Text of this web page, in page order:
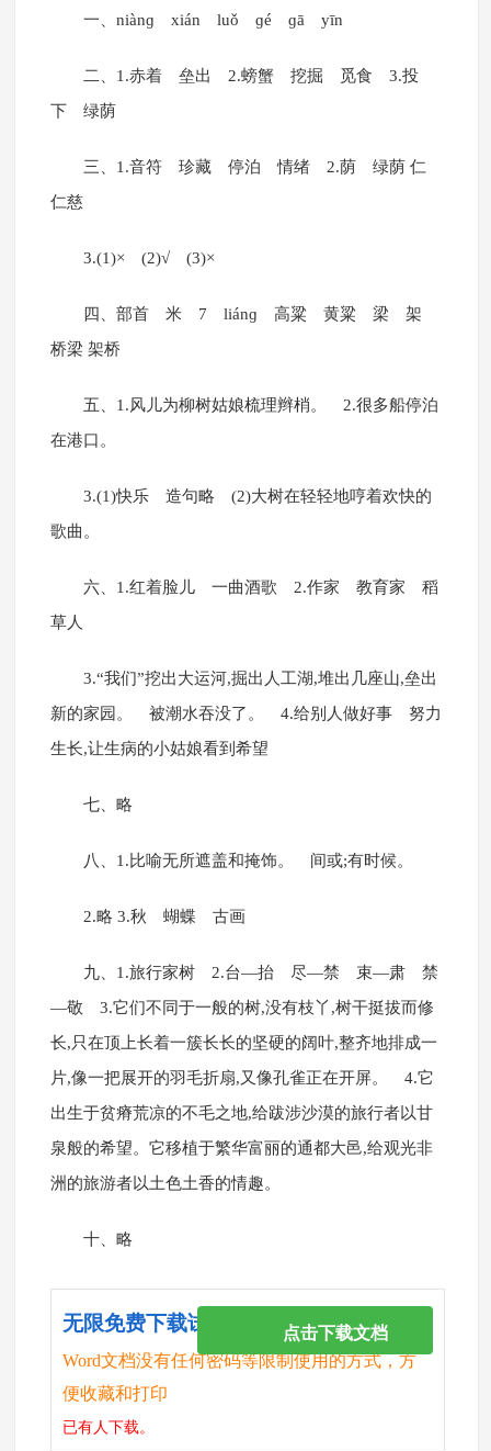
一、niànɡ xián luǒ ɡé ɡā yīn
二、1.赤着 垒出 2.螃蟹 挖掘 觅食 3.投
下 绿荫
三、1.音符 珍藏 停泊 情绪 2.荫 绿荫 仁
仁慈
3.(1)× (2)√ (3)×
四、部首 米 7 liánɡ 高粱 黄粱 梁 架
桥梁 架桥
五、1.风儿为柳树姑娘梳理辫梢。 2.很多船停泊
在港口。
3.(1)快乐 造句略 (2)大树在轻轻地哼着欢快的
歌曲。
六、1.红着脸儿 一曲酒歌 2.作家 教育家 稻
草人
3.“我们”挖出大运河,掘出人工湖,堆出几座山,垒出
新的家园。 被潮水吞没了。 4.给别人做好事 努力
生长,让生病的小姑娘看到希望
七、略
八、1.比喻无所遮盖和掩饰。 间或;有时候。
2.略 3.秋 蝴蝶 古画
九、1.旅行家树 2.台—抬 尽—禁 束—肃 禁
—敬 3.它们不同于一般的树,没有枝丫,树干挺拔而修
长,只在顶上长着一簇长长的坚硬的阔叶,整齐地排成一
片,像一把展开的羽毛折扇,又像孔雀正在开屏。 4.它
出生于贫瘠荒凉的不毛之地,给跋涉沙漠的旅行者以甘
泉般的希望。它移植于繁华富丽的通都大邑,给观光非
洲的旅游者以土色土香的情趣。
十、略
无限免费下载试卷
Word文档没有任何密码等限制使用的方式，方
便收藏和打印
已有人下载。
点击下载文档